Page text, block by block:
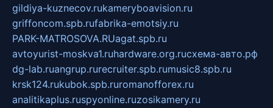
gildiya-kuznecov.rukameryboavision.ru
griffoncom.spb.rufabrika-emotsiy.ru
PARK-MATROSOVA.RUagat.spb.ru
avtoyurist-moskva1.ruhardware.org.ruсхема-авто.рф
dg-lab.ruangrup.rurecruiter.spb.rumusic8.spb.ru
krsk124.rukubok.spb.ruromanofforex.ru
analitikaplus.ruspyonline.ruzosikamery.ru